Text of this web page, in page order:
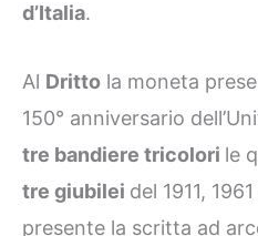
d’Italia.
Al Dritto la moneta
150° anniversario
tre bandiere tricolori le
tre giubilei del 1911,
presente la scritta ad arco